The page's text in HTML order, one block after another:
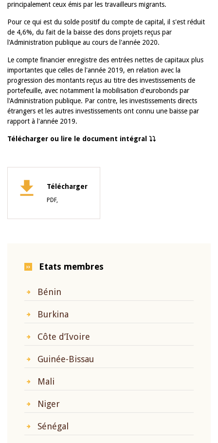
principalement ceux émis par les travailleurs migrants.
Pour ce qui est du solde positif du compte de capital, il s'est réduit
de 4,6%, du fait de la baisse des dons projets reçus par
l'Administration publique au cours de l'année 2020.
Le compte financier enregistre des entrées nettes de capitaux plus
importantes que celles de l'année 2019, en relation avec la
progression des montants reçus au titre des investissements de
portefeuille, avec notamment la mobilisation d'eurobonds par
l'Administration publique. Par contre, les investissements directs
étrangers et les autres investissements ont connu une baisse par
rapport à l'année 2019.
Télécharger ou lire le document intégral ⤵️⤵️
Télécharger
PDF,
Etats membres
Bénin
Burkina
Côte d’Ivoire
Guinée-Bissau
Mali
Niger
Sénégal